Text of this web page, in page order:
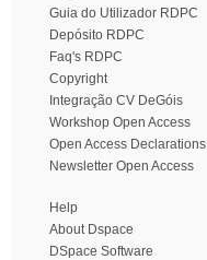
Guia do Utilizador RDPC
Depósito RDPC
Faq's RDPC
Copyright
Integração CV DeGóis
Workshop Open Access
Open Access Declarations
Newsletter Open Access
Help
About Dspace
DSpace Software